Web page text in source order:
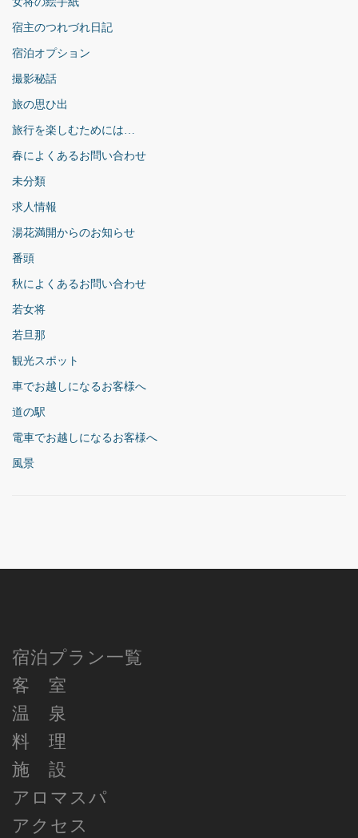
宿主のつれづれ日記
宿泊オプション
撮影秘話
旅の思ひ出
旅行を楽しむためには…
春によくあるお問い合わせ
未分類
求人情報
湯花満開からのお知らせ
番頭
秋によくあるお問い合わせ
若女将
若旦那
観光スポット
車でお越しになるお客様へ
道の駅
電車でお越しになるお客様へ
風景
宿泊プラン一覧
客 室
温 泉
料 理
施 設
アロマスパ
アクセス